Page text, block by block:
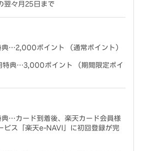
翌々月25日まで
典…2,000ポイント （通常ポイント）
特典…3,000ポイント （期間限定ポイ
典…カード到着後、楽天カード会員様
ビス「楽天e-NAVI」に初回登録が完